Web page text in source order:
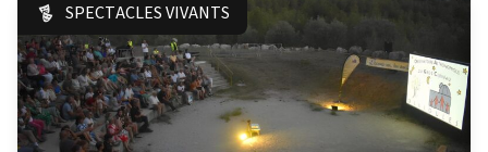
SPECTACLES VIVANTS